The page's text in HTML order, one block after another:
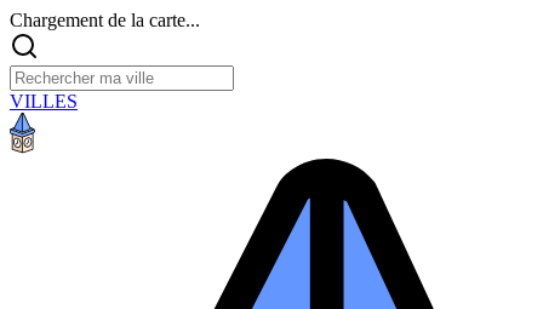
Chargement de la carte...
VILLES